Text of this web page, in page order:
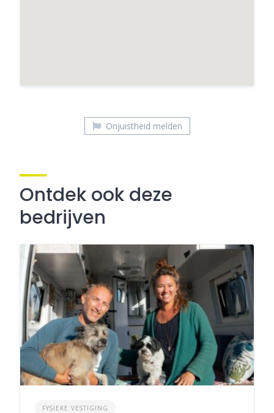
Onjuistheid melden
Ontdek ook deze
bedrijven
FYSIEKE VESTIGING